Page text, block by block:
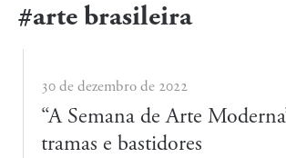
#arte brasileira
30 de dezembro de 2022
“A Semana de Arte
tramas e bastidores